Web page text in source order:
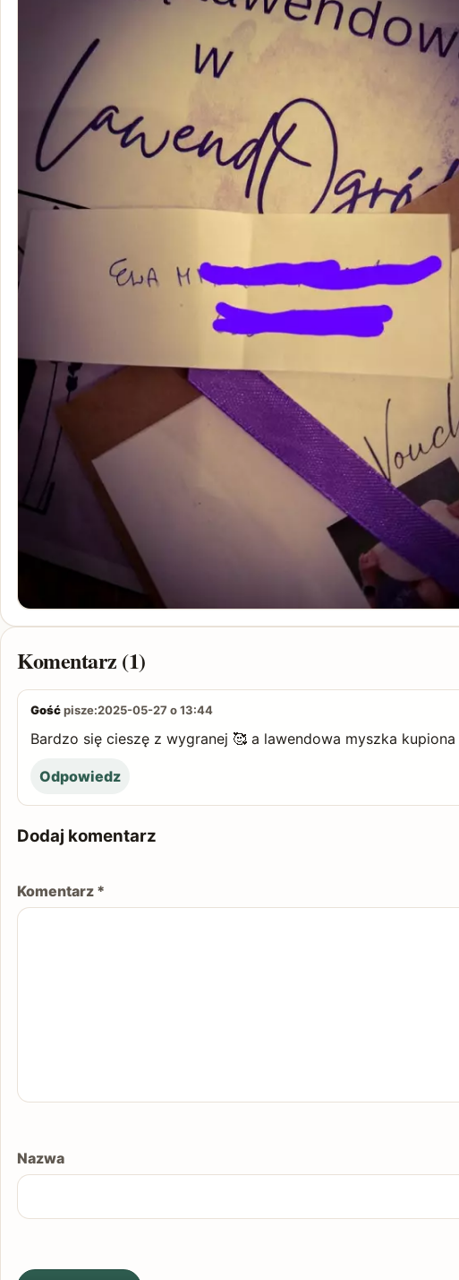
Komentarz (1)
Gośćpisze:2025-05-27 o 13:44
Bardzo się cieszę z wygranej 🥰 a lawendowa myszka
Odpowiedz
Dodaj komentarz
Komentarz *
Nazwa